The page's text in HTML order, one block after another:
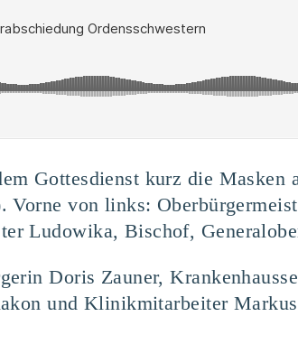
Gottesdienst kurz die Masken
Vorne von links:
Ludowika, Bischof,
Doris Zauner,
und Klinikmitarbeiter